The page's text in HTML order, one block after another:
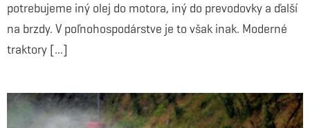
potrebujeme iný olej do motora, iný do prevodovky a ďalší
na brzdy. V poľnohospodárstve je to však inak. Moderné
traktory [...]